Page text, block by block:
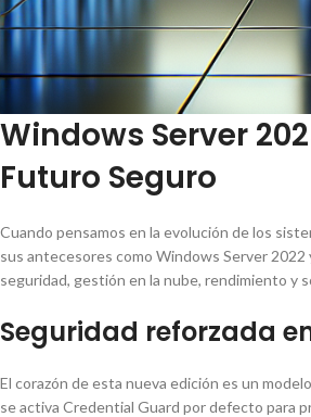
Windows Server
Futuro Seguro
Cuando pensamos en la evolución de los
sus antecesores como Windows Server
seguridad, gestión en la nube, rendimiento y
Seguridad reforzada
El corazón de esta nueva edición es un
se activa Credential Guard por defecto para